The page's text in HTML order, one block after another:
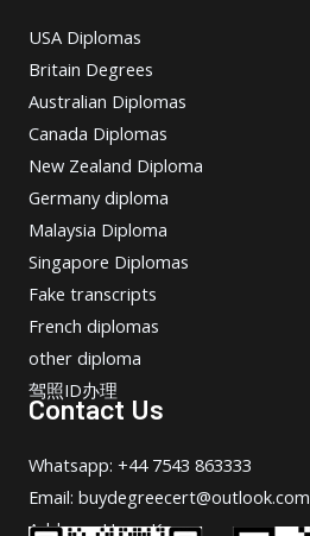
USA Diplomas
Britain Degrees
Australian Diplomas
Canada Diplomas
New Zealand Diploma
Germany diploma
Malaysia Diploma
Singapore Diplomas
Fake transcripts
French diplomas
other diploma
驾照ID办理
Contact Us
Whatsapp: +44 7543 863333
Email: buydegreecert@outlook.com
Address: Hong Kong.